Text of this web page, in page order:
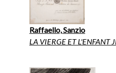
Raffaello, Sanzio
LA VIERGE ET L'ENFANT